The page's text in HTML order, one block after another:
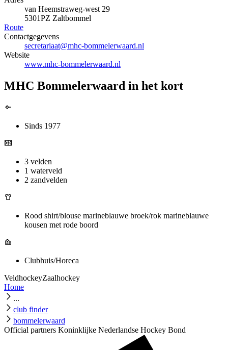
van Heemstraweg-west 29
5301PZ Zaltbommel
Route
Contactgegevens
secretariaat@mhc-bommelerwaard.nl
Website
www.mhc-bommelerwaard.nl
MHC Bommelerwaard in het kort
Sinds 1977
3 velden
1 waterveld
2 zandvelden
Rood shirt/blouse marineblauwe broek/rok marineblauwe
kousen met rode boord
Clubhuis/Horeca
VeldhockeyZaalhockey
Home
...
club finder
bommelerwaard
Official partners Koninklijke Nederlandse Hockey Bond